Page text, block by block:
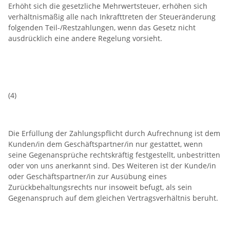
Erhöht sich die gesetzliche Mehrwertsteuer, erhöhen sich
verhältnismäßig alle nach Inkrafttreten der Steueränderung
folgenden Teil-/Restzahlungen, wenn das Gesetz nicht
ausdrücklich eine andere Regelung vorsieht.
(4)
Die Erfüllung der Zahlungspflicht durch Aufrechnung ist dem
Kunden/in dem Geschäftspartner/in nur gestattet, wenn
seine Gegenansprüche rechtskräftig festgestellt, unbestritten
oder von uns anerkannt sind. Des Weiteren ist der Kunde/in
oder Geschäftspartner/in zur Ausübung eines
Zurückbehaltungsrechts nur insoweit befugt, als sein
Gegenanspruch auf dem gleichen Vertragsverhältnis beruht.